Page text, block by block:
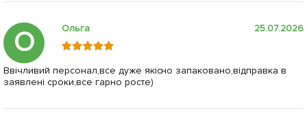
О Ольга 25.07.2026
Ввічливий персонал,все дуже якісно запаковано,відправка в
заявлені сроки,все гарно росте)